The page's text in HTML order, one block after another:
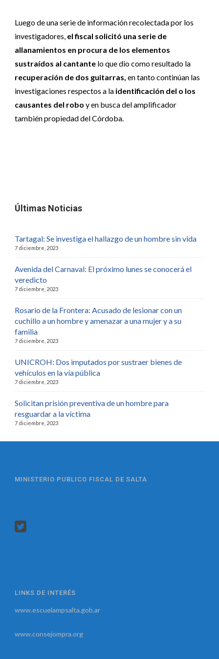
Luego de una serie de información recolectada por los
investigadores, el fiscal solicitó una serie de
allanamientos en procura de los elementos
sustraídos al cantante lo que dio como resultado la
recuperación de dos guitarras, en tanto continúan las
investigaciones respectos a la identificación del o los
causantes del robo y en busca del amplificador
también propiedad del Córdoba.
Últimas Noticias
Tartagal: Se investiga el hallazgo de un hombre sin vida
7 diciembre, 2023
Avenida del Carnaval: El próximo lunes se conocerá el
veredicto
7 diciembre, 2023
Rosario de la Frontera: Acusado de lesionar con un
cuchillo a un hombre y amenazar a una mujer y a su
familia
7 diciembre, 2023
UNICROH: Dos imputados por sustraer bienes de
vehículos en la vía pública
7 diciembre, 2023
Solicitan prisión preventiva de un hombre para
resguardar a la víctima
7 diciembre, 2023
MINISTERIO PUBLICO FISCAL DE SALTA
LINKS DE INTERÉS
www.escuelampsalta.gob.ar
www.consejompra.org